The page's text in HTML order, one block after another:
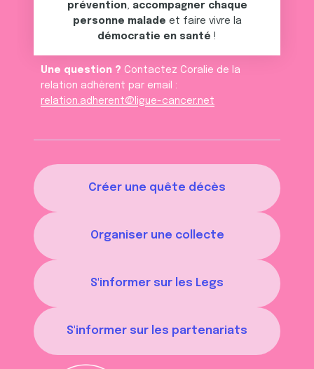
Créer une quête décès
Organiser une collecte
S'informer sur les Legs
S'informer sur les partenariats
prévention, accompagner chaque
personne malade et faire vivre la
démocratie en santé !
Une question ? Contactez Coralie de la
relation adhèrent par email :
relation.adherent@ligue-cancer.net